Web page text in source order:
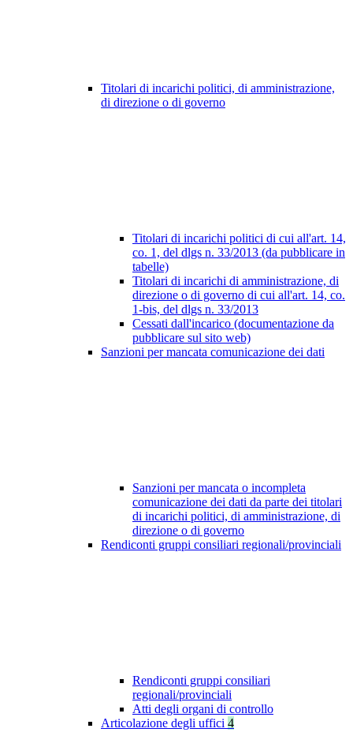
Titolari di incarichi politici, di amministrazione,
di direzione o di governo
Titolari di incarichi politici di cui all'art. 14,
co. 1, del dlgs n. 33/2013 (da pubblicare in
tabelle)
Titolari di incarichi di amministrazione, di
direzione o di governo di cui all'art. 14, co.
1-bis, del dlgs n. 33/2013
Cessati dall'incarico (documentazione da
pubblicare sul sito web)
Sanzioni per mancata comunicazione dei dati
Sanzioni per mancata o incompleta
comunicazione dei dati da parte dei titolari
di incarichi politici, di amministrazione, di
direzione o di governo
Rendiconti gruppi consiliari regionali/provinciali
Rendiconti gruppi consiliari
regionali/provinciali
Atti degli organi di controllo
Articolazione degli uffici 4